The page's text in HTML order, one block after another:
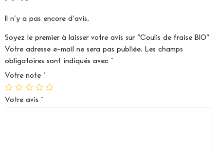
Il n’y a pas encore d’avis.
Soyez le premier à laisser votre avis sur “Coulis de fraise BIO”
Votre adresse e-mail ne sera pas publiée. Les champs
obligatoires sont indiqués avec *
Votre note *
Votre avis *